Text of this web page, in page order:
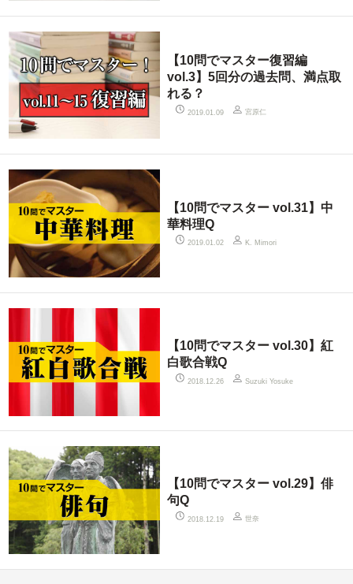
【10問でマスター復習編
vol.3】5回分の過去問、満点取
れる？
2019.01.09 宮原仁
【10問でマスター vol.31】中
華料理Q
2019.01.02 K. Mimori
【10問でマスター vol.30】紅
白歌合戦Q
2018.12.26 Suzuki Yosuke
【10問でマスター vol.29】俳
句Q
2018.12.19 世奈